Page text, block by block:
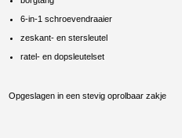
6-in-1 schroevendraaier
zeskant- en stersleutel
ratel- en dopsleutelset
Opgeslagen in een stevig oprolbaar zakje